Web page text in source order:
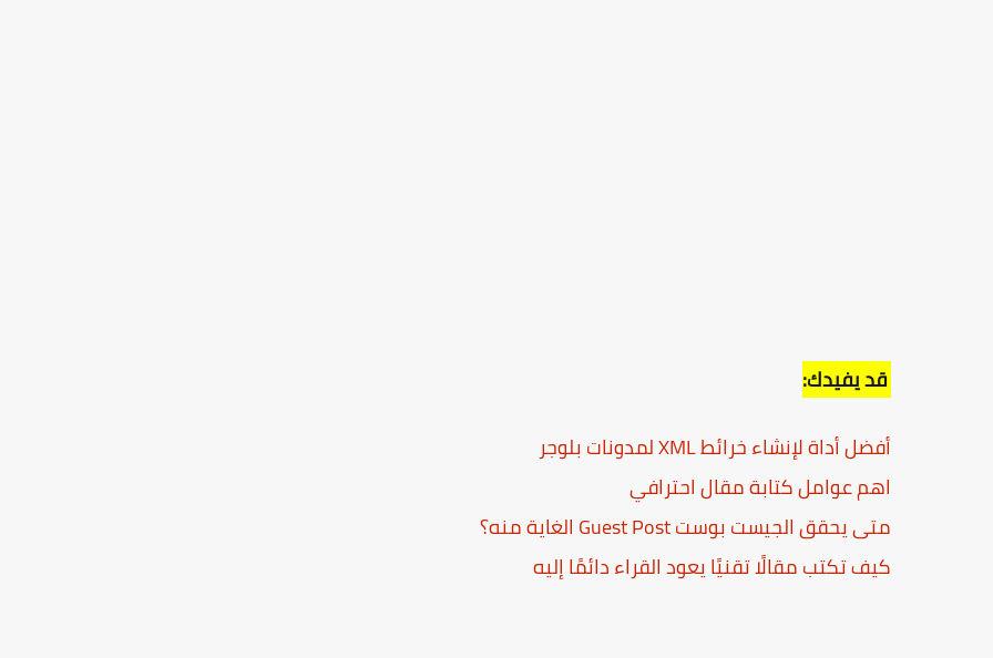
قد يفيدك:
أفضل أداة لإنشاء خرائط XML لمدونات بلوجر
اهم عوامل كتابة مقال احترافي
متى يحقق الجيست بوست Guest Post الغاية منه؟
كيف تكتب مقالًا تقنيًا يعود القراء دائمًا إليه